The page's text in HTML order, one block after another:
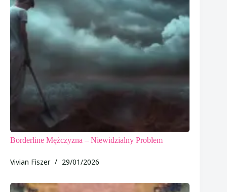
Borderline Mężczyzna – Niewidzialny Problem
Vivian Fiszer 29/01/2026